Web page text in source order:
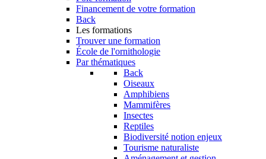
Financement de votre formation
Back
Les formations
Trouver une formation
École de l'ornithologie
Par thématiques
Back
Oiseaux
Amphibiens
Mammifères
Insectes
Reptiles
Biodiversité notion enjeux
Tourisme naturaliste